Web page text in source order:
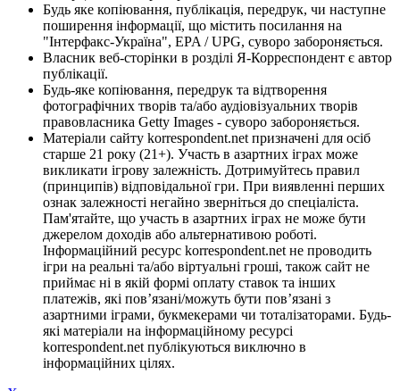
Будь яке копіювання, публікація, передрук, чи наступне
поширення інформації, що містить посилання на
"Інтерфакс-Україна", EPA / UPG, суворо забороняється.
Власник веб-сторінки в розділі Я-Корреспондент є автор
публікації.
Будь-яке копіювання, передрук та відтворення
фотографічних творів та/або аудіовізуальних творів
правовласника Getty Images - суворо забороняється.
Матеріали сайту korrespondent.net призначені для осіб
старше 21 року (21+). Участь в азартних іграх може
викликати ігрову залежність. Дотримуйтесь правил
(принципів) відповідальної гри. При виявленні перших
ознак залежності негайно зверніться до спеціаліста.
Пам'ятайте, що участь в азартних іграх не може бути
джерелом доходів або альтернативою роботі.
Інформаційний ресурс korrespondent.net не проводить
ігри на реальні та/або віртуальні гроші, також сайт не
приймає ні в якій формі оплату ставок та інших
платежів, які пов’язані/можуть бути пов’язані з
азартними іграми, букмекерами чи тоталізаторами. Будь-
які матеріали на інформаційному ресурсі
korrespondent.net публікуються виключно в
інформаційних цілях.